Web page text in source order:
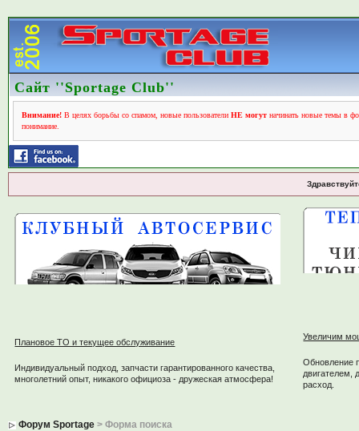
Сайт ''Sportage Club''
Внимание!В целях борьбы со спамом, новые пользователи НЕ могутначинать новые темы в
понимание.
Плановое ТО и текущее обслуживание
Индивидуальный подход, запчасти гарантированного качества,
многолетний опыт, никакого официоза - дружеская атмосфера!
Увеличим
Обновление
двигателем,
расход.
Форум Sportage> Форма поиска